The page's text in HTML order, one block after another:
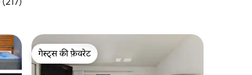
गेस्ट्स की फ़ेवरेट
गेस्ट्स की फ़ेवरेट